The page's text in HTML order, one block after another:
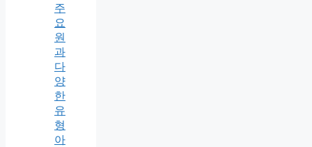
주
요
원
과
다
양
한
유
형
아